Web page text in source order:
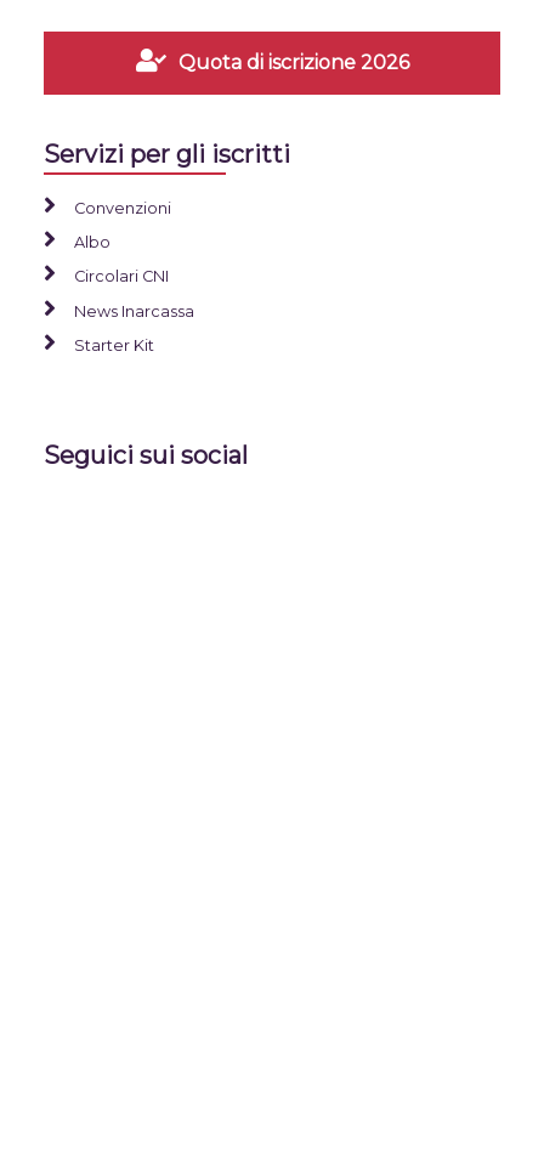
Quota di iscrizione 2026
Servizi per gli iscritti
Convenzioni
Albo
Circolari CNI
News Inarcassa
Starter Kit
Seguici sui social